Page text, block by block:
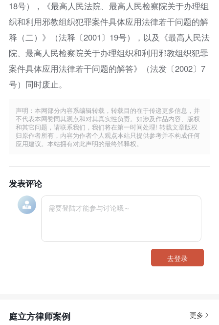
18号），《最高人民法院、最高人民检察院关于办理组
织和利用邪教组织犯罪案件具体应用法律若干问题的解
释（二）》（法释〔2001〕19号），以及《最高人民法
院、最高人民检察院关于办理组织和利用邪教组织犯罪
案件具体应用法律若干问题的解答》（法发〔2002〕7
号）同时废止。
声明：本网部分内容系编辑转载，转载目的在于传递更多信息，并
不代表本网赞同其观点和对其真实性负责。如涉及作品内容、版权
和其它问题，请联系我们，我们将在第一时间处理! 转载文章版权
归原作者所有，内容为作者个人观点本站只提供参考并不构成任何
应用建议。本站拥有对此声明的最终解释权。
发表评论
去登录
庭立方律师案例 更多